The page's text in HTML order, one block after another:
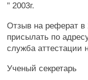
" 2003г.
Отзыв на реферат в
присылать по
служба аттестации
Ученый секретарь